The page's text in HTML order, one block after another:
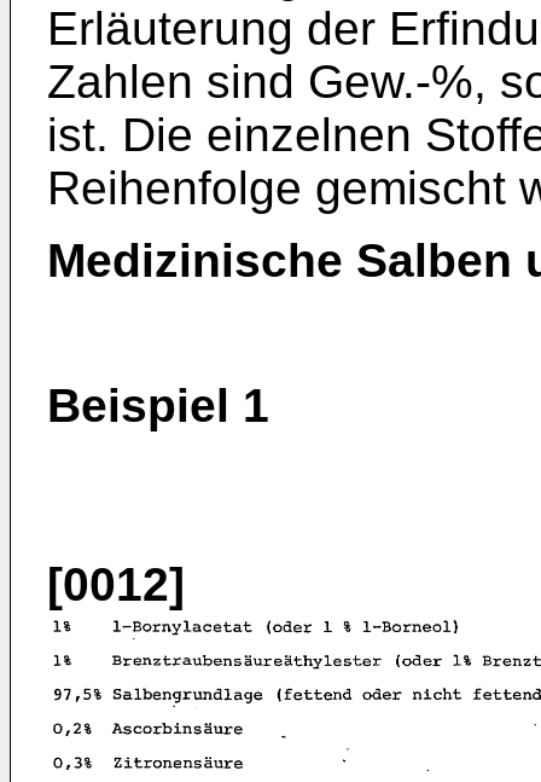
Erläuterung der
Zahlen sind Gew.-%,
ist. Die einzelnen
Reihenfolge gemischt
Medizinische Salben
Beispiel 1
[0012]